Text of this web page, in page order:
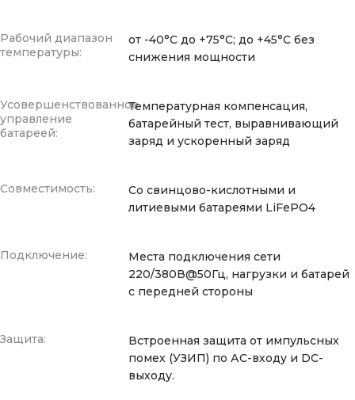
Рабочий диапазон
температуры:
от -40°С до +75°С; до +45°С без
снижения мощности
Усовершенствованное
управление
батареей:
Температурная компенсация,
батарейный тест, выравнивающий
заряд и ускоренный заряд
Совместимость:
Со свинцово-кислотными и
литиевыми батареями LiFePO4
Подключение:
Места подключения сети
220/380В@50Гц, нагрузки и батарей
с передней стороны
Защита:
Встроенная защита от импульсных
помех (УЗИП) по АС-входу и DC-
выходу.